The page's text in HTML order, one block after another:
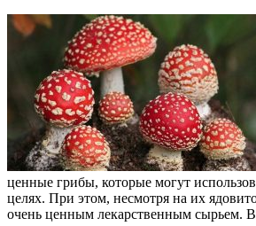
ценные грибы, которые могут
целях. При этом, несмотря на их
очень ценным лекарственным сырьем.